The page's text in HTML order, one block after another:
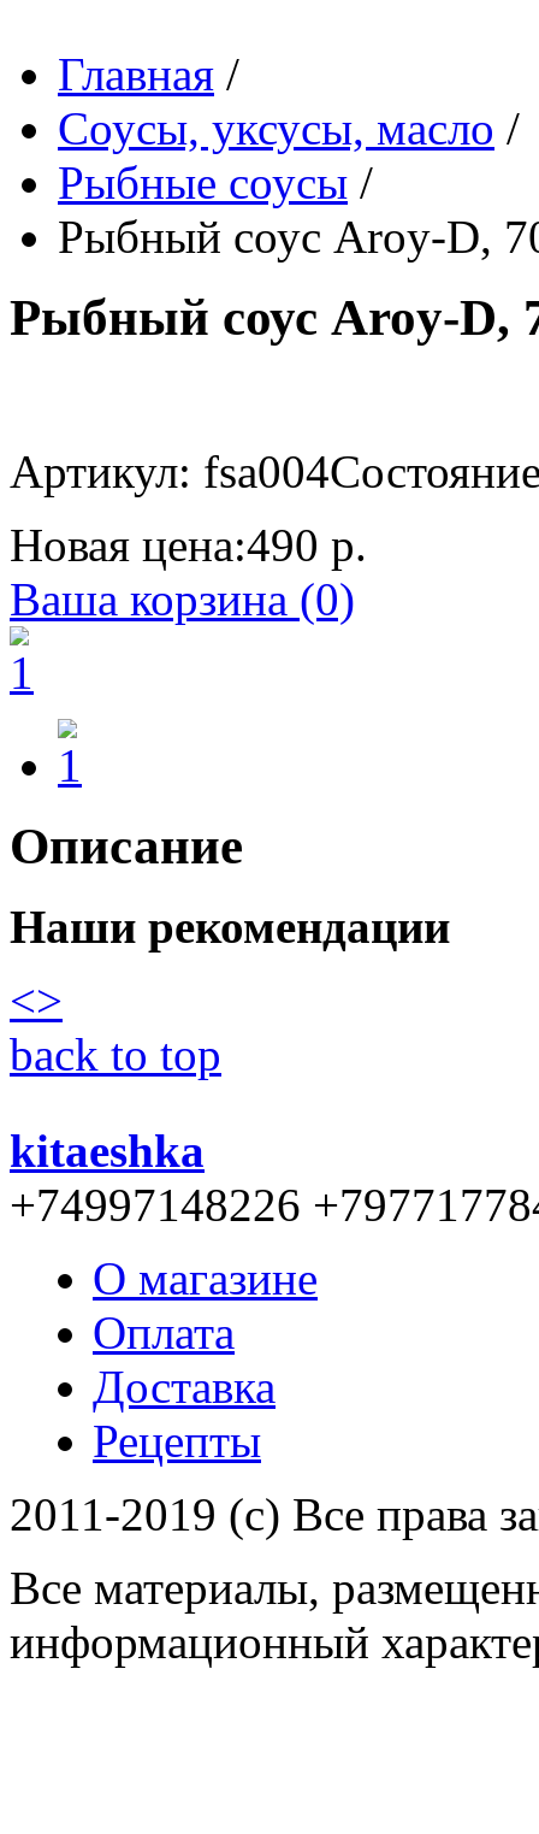
Главная /
Соусы, уксусы, масло /
Рыбные соусы /
Рыбный соус Aroy-D,
Рыбный соус Aroy-D,
Артикул: fsa004
Новая цена:490 р.
Ваша корзина (0)
Описание
Наши рекомендации
<>
back to top
kitaeshka
+74997148226
О магазине
Оплата
Доставка
Рецепты
2011-2019 (c) Все права
Все материалы,
информационный